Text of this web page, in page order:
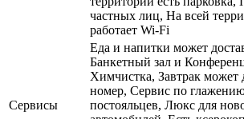
частных лиц, На всей
работает Wi-Fi
Сервисы
Еда и напитки может
Банкетный зал и
Химчистка, Завтрак может
номер, Сервис по
постояльцев, Люкс для